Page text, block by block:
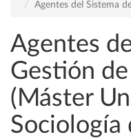
Agentes del Sistema
Agentes
Gestión
(Máster
Sociología